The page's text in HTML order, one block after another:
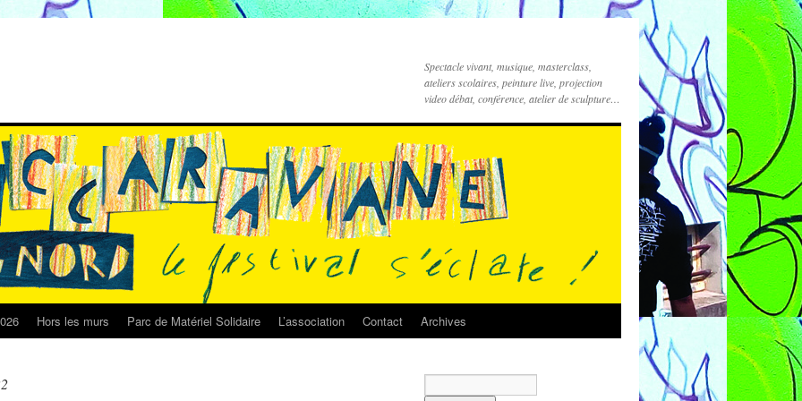
Spectacle vivant, musique, masterclass,
ateliers scolaires, peinture live, projection
video débat, conférence, atelier de sculpture…
Hors les murs Parc de Matériel Solidaire L’association Contact Archives